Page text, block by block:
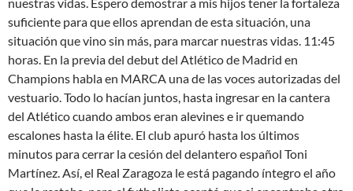
suficiente para que ellos aprendan de esta situación, una
situación que vino sin más, para marcar nuestras vidas. 11:45
horas. En la previa del debut del Atlético de Madrid en
Champions habla en MARCA una de las voces autorizadas del
vestuario. Todo lo hacían juntos, hasta ingresar en la cantera
del Atlético cuando ambos eran alevines e ir quemando
escalones hasta la élite. El club apuró hasta los últimos
minutos para cerrar la cesión del delantero español Toni
Martínez. Así, el Real Zaragoza le está pagando íntegro el año